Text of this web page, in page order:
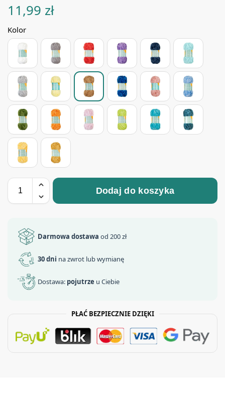
11,99 zł
Kolor
Dodaj do koszyka
Darmowa dostawa od 200 zł
30 dni na zwrot lub wymianę
Dostawa: pojutrze u Ciebie
PŁAĆ BEZPIECZNIE DZIĘKI